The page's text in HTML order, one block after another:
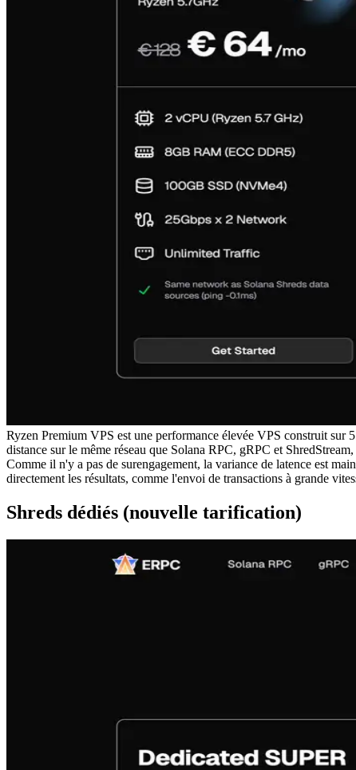
Ryzen Premium VPS est une performance élevée VPS construit
distance sur le même réseau que Solana RPC, gRPC et
Comme il n'y a pas de surengagement, la variance de latence est
directement les résultats, comme l'envoi de transactions à grande
Shreds dédiés (nouvelle tarification)